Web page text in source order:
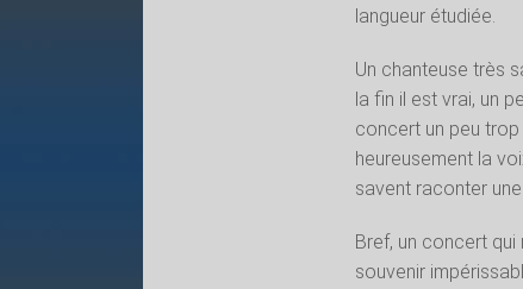
langueur étudiée.
Un chanteuse très
la fin il est vrai, un
concert un peu trop
heureusement la
savent raconter
Bref, un concert
souvenir